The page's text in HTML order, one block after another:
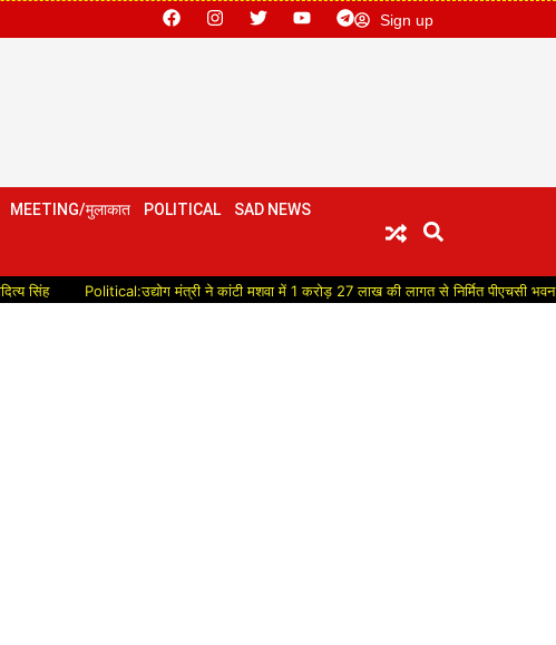
Sign up
MEETING/मुलाकात POLITICAL SAD NEWS
Political:उद्योग मंत्री ने कांटी मशवा में 1 करोड़ 27 लाख की लागत से निर्मित पीएचसी भवन का किया